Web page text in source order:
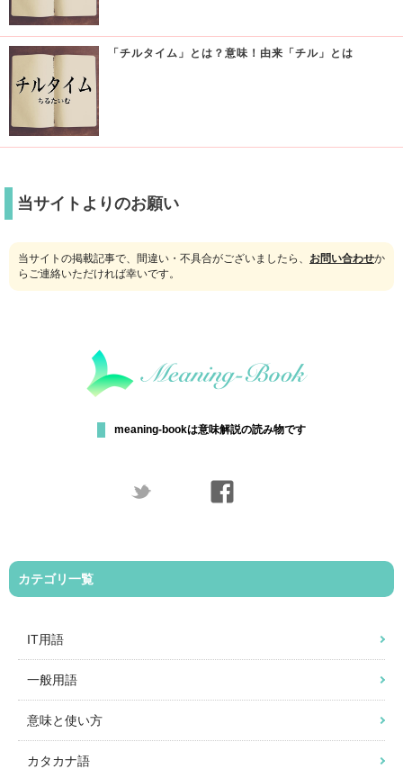
「チルタイム」とは？意味！由来「チル」とは
当サイトよりのお願い
当サイトの掲載記事で、間違い・不具合がございましたら、 お問い合わせか
らご連絡いただければ幸いです。
meaning-bookは意味解説の読み物です
カテゴリ一覧
IT用語
一般用語
意味と使い方
カタカナ語